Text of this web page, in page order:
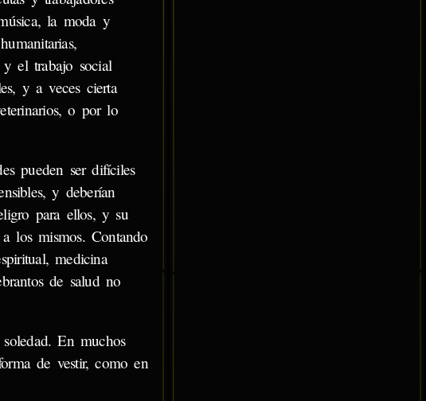
la moda y
y el trabajo social
y a veces cierta
o por lo
pueden ser difíciles
y deberían
para ellos, y su
los mismos. Contando
medicina
de salud no
En muchos
de vestir, como en